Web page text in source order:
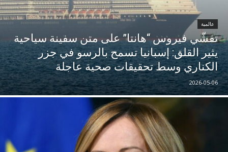
عالمية
تفشّي فيروس “هانتا” على متن سفينة سياحية
يثير القلق: إسبانيا تسمح بالرسو في جزر
الكناري وسط تحقيقات صحية عاجلة
2026-05-06